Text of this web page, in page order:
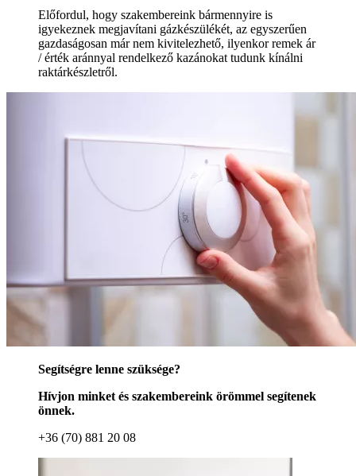
Előfordul, hogy szakembereink bármennyire is
igyekeznek megjavítani gázkészülékét, az egyszerűen
gazdaságosan már nem kivitelezhető, ilyenkor remek ár
/ érték aránnyal rendelkező kazánokat tudunk kínálni
raktárkészletről.
Segítségre lenne szüksége?
Hívjon minket és szakembereink örömmel segítenek
önnek.
+36 (70) 881 20 08